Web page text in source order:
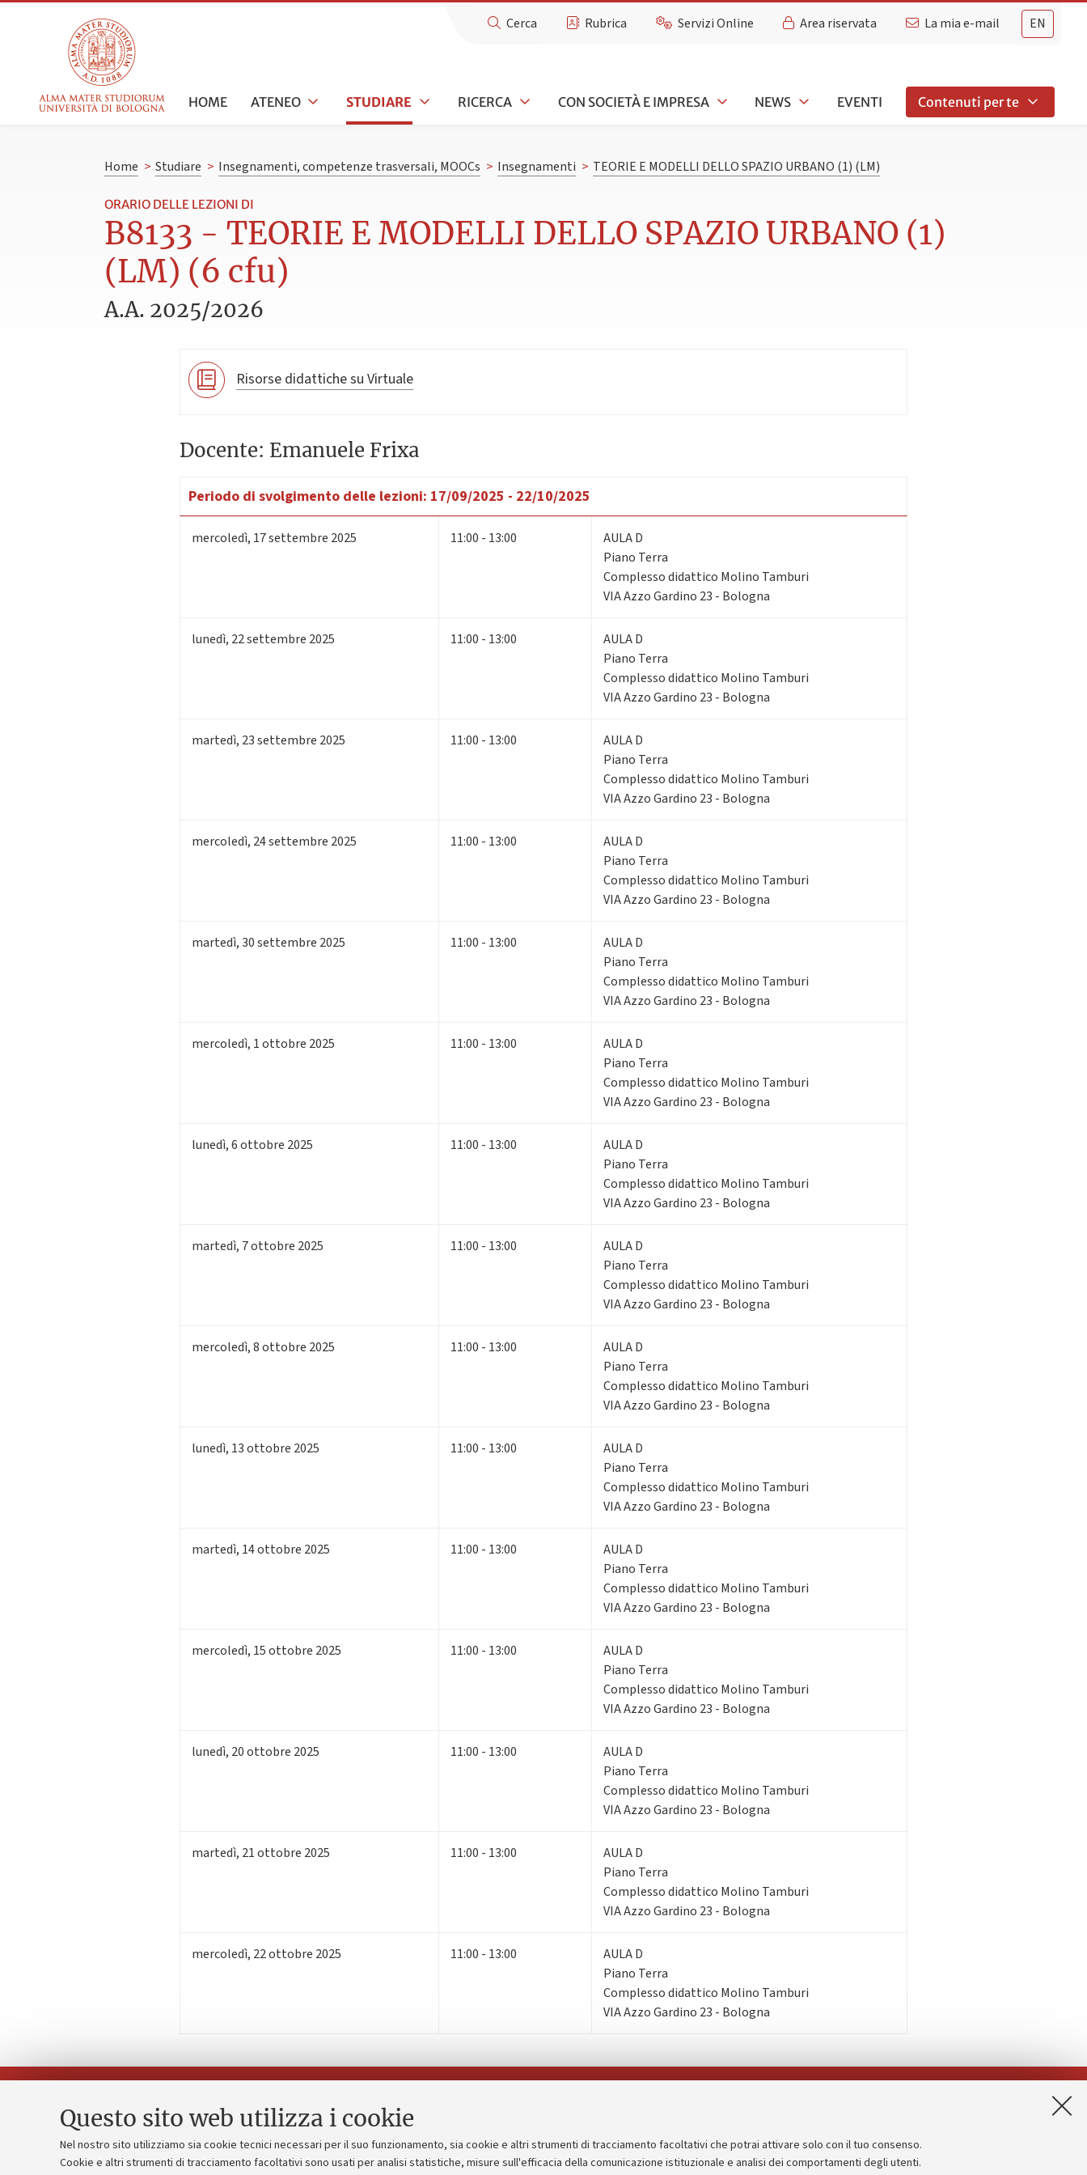
Questo sito web utilizza i cookie
Nel nostro sito utilizziamo sia cookie tecnici necessari per il suo funzionamento, sia cookie e altri strumenti di tracciamento facoltativi che potrai attivare solo con il tuo consenso.
Cookie e altri strumenti di tracciamento facoltativi sono usati per analisi statistiche, misure sull'efficacia della comunicazione istituzionale e analisi dei comportamenti degli utenti.
EN
Cerca Rubrica Servizi Online Area riservata La mia e-mail
HOME ATENEO STUDIARE RICERCA CON SOCIETÀ E IMPRESA NEWS EVENTI Contenuti per te
Home > Studiare > Insegnamenti, competenze trasversali, MOOCs > Insegnamenti > TEORIE E MODELLI DELLO SPAZIO URBANO (1) (LM)
ORARIO DELLE LEZIONI DI
B8133 - TEORIE E MODELLI DELLO SPAZIO URBANO (1)
(LM) (6 cfu)
A.A. 2025/2026
Risorse didattiche su Virtuale
Docente: Emanuele Frixa
Periodo di svolgimento delle lezioni: 17/09/2025 - 22/10/2025
mercoledì, 17settembre 2025 11:00 - 13:00
AULA D
Piano Terra
Complesso didattico Molino Tamburi
VIA Azzo Gardino 23 - Bologna
lunedì, 22settembre 2025 11:00 - 13:00
AULA D
Piano Terra
Complesso didattico Molino Tamburi
VIA Azzo Gardino 23 - Bologna
martedì, 23settembre 2025 11:00 - 13:00
AULA D
Piano Terra
Complesso didattico Molino Tamburi
VIA Azzo Gardino 23 - Bologna
mercoledì, 24settembre 2025 11:00 - 13:00
AULA D
Piano Terra
Complesso didattico Molino Tamburi
VIA Azzo Gardino 23 - Bologna
martedì,30settembre 2025 11:00 - 13:00
AULA D
Piano Terra
Complesso didattico Molino Tamburi
VIA Azzo Gardino 23 - Bologna
mercoledì, 1ottobre 2025 11:00 - 13:00
AULA D
Piano Terra
Complesso didattico Molino Tamburi
VIA Azzo Gardino 23 - Bologna
lunedì,6ottobre 2025 11:00 - 13:00
AULA D
Piano Terra
Complesso didattico Molino Tamburi
VIA Azzo Gardino 23 - Bologna
martedì, 7ottobre 2025 11:00 - 13:00
AULA D
Piano Terra
Complesso didattico Molino Tamburi
VIA Azzo Gardino 23 - Bologna
mercoledì,8ottobre 2025 11:00 - 13:00
AULA D
Piano Terra
Complesso didattico Molino Tamburi
VIA Azzo Gardino 23 - Bologna
lunedì, 13ottobre 2025 11:00 - 13:00
AULA D
Piano Terra
Complesso didattico Molino Tamburi
VIA Azzo Gardino 23 - Bologna
martedì, 14ottobre 2025 11:00 - 13:00
AULA D
Piano Terra
Complesso didattico Molino Tamburi
VIA Azzo Gardino 23 - Bologna
mercoledì, 15ottobre 2025 11:00 - 13:00
AULA D
Piano Terra
Complesso didattico Molino Tamburi
VIA Azzo Gardino 23 - Bologna
lunedì, 20ottobre 2025 11:00 - 13:00
AULA D
Piano Terra
Complesso didattico Molino Tamburi
VIA Azzo Gardino 23 - Bologna
martedì, 21ottobre 2025 11:00 - 13:00
AULA D
Piano Terra
Complesso didattico Molino Tamburi
VIA Azzo Gardino 23 - Bologna
mercoledì, 22ottobre 2025 11:00 - 13:00
AULA D
Piano Terra
Complesso didattico Molino Tamburi
VIA Azzo Gardino 23 - Bologna
Contatti e PEC Piano strategico Bandi, gare e concorsi Informazioni sul sito e accessibilità